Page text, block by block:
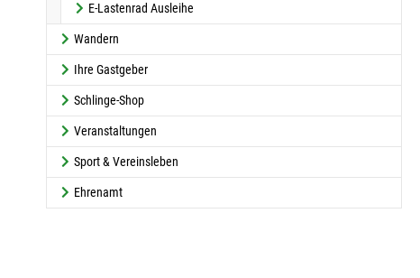
E-Lastenrad Ausleihe
Wandern
Ihre Gastgeber
Schlinge-Shop
Veranstaltungen
Sport & Vereinsleben
Ehrenamt